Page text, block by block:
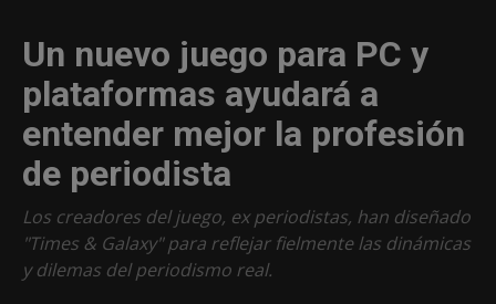
Un nuevo juego para PC y
plataformas ayudará a
entender mejor la profesión
de periodista
Los creadores del juego, ex periodistas, han diseñado
"Times & Galaxy" para reflejar fielmente las dinámicas
y dilemas del periodismo real.